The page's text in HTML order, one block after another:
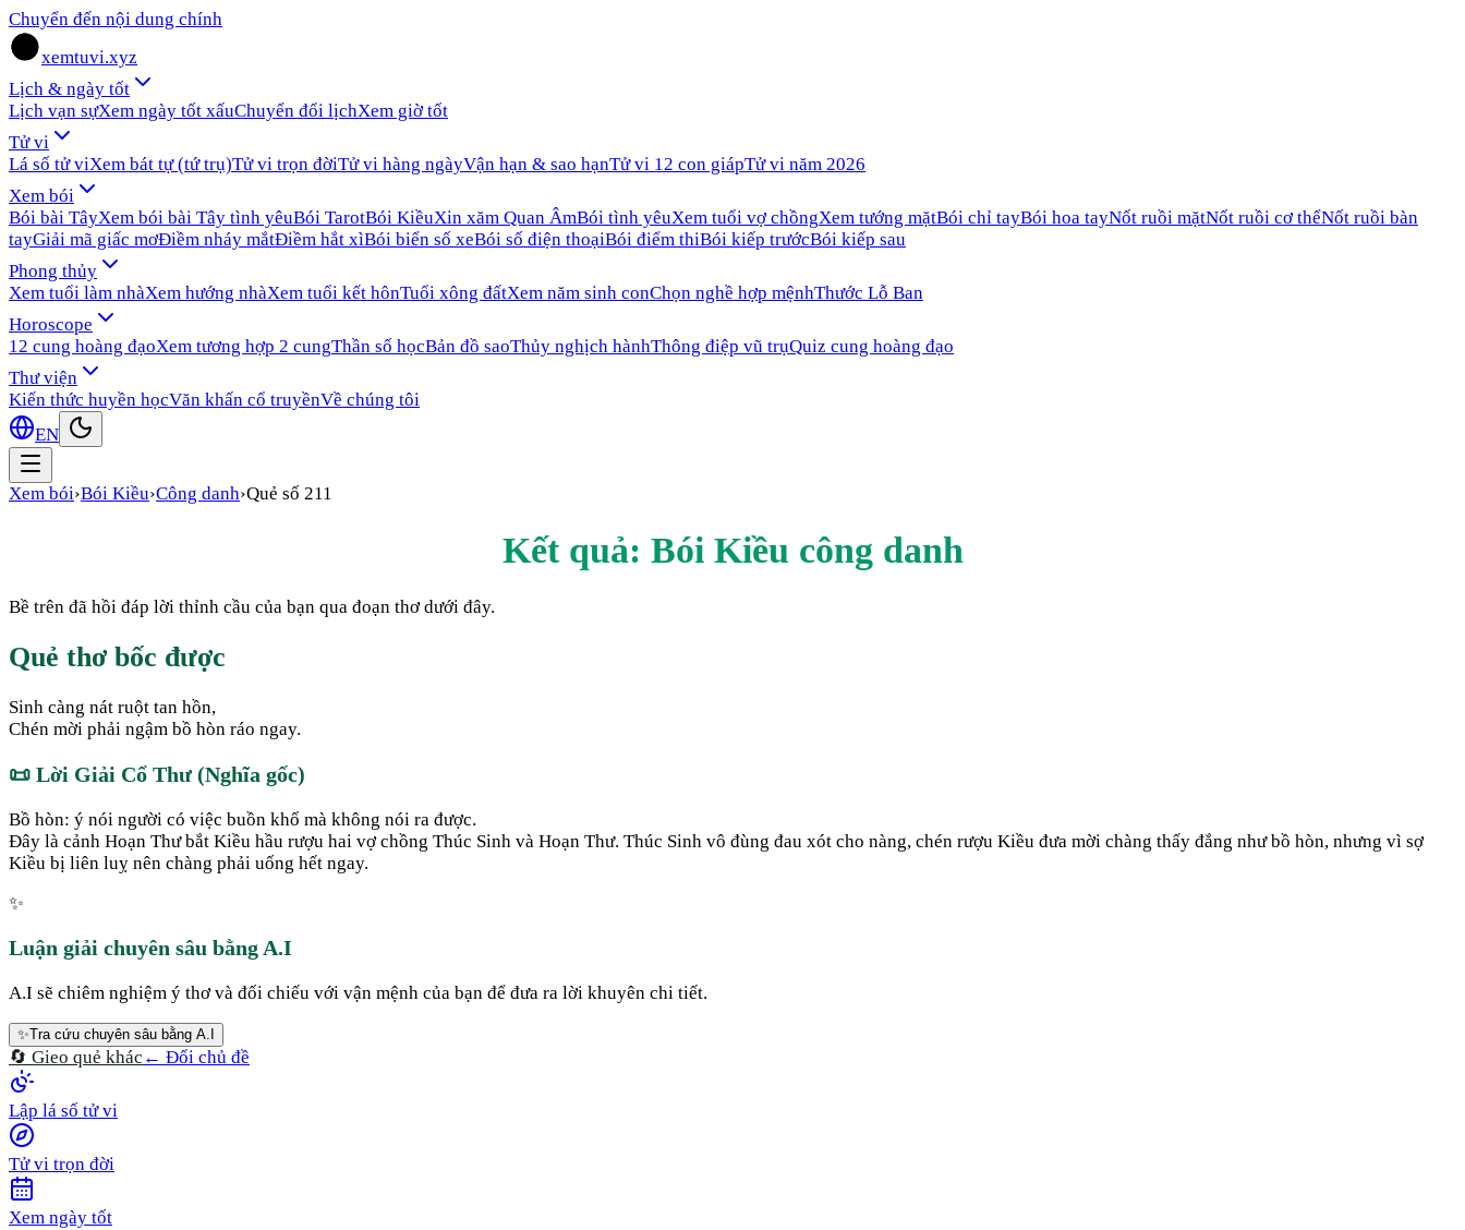
Chuyển đến nội dung chính
xemtuvi.xyz
Lịch & ngày tốt
Lịch vạn sựXem ngày tốt xấuChuyển đổi lịchXem giờ tốt
Tử vi
Lá số tử viXem bát tự (tứ trụ)Tử vi trọn đờiTử vi hàng ngàyVận hạn & sao hạnTử vi 12 con giápTử vi năm 2026
Xem bói
Bói bài TâyXem bói bài Tây tình yêuBói TarotBói KiềuXin xăm Quan ÂmBói tình yêuXem tuổi vợ chồngXem tướng mặtBói chỉ tayBói hoa tayNốt ruồi mặtNốt ruồi cơ thểNốt ruồi bàn
tayGiải mã giấc mơĐiềm nháy mắtĐiềm hắt xìBói biển số xeBói số điện thoạiBói điểm thiBói kiếp trướcBói kiếp sau
Phong thủy
Xem tuổi làm nhàXem hướng nhàXem tuổi kết hônTuổi xông đấtXem năm sinh conChọn nghề hợp mệnhThước Lỗ Ban
Horoscope
12 cung hoàng đạoXem tương hợp 2 cungThần số họcBản đồ saoThủy nghịch hànhThông điệp vũ trụQuiz cung hoàng đạo
Thư viện
Kiến thức huyền họcVăn khấn cổ truyềnVề chúng tôi
EN
Xem bói›Bói Kiều›Công danh›Quẻ số 211
Kết quả: Bói Kiều công danh
Bề trên đã hồi đáp lời thỉnh cầu của bạn qua đoạn thơ dưới đây.
Quẻ thơ bốc được
Sinh càng nát ruột tan hồn,
Chén mời phải ngậm bồ hòn ráo ngay.
📜 Lời Giải Cổ Thư (Nghĩa gốc)
Bồ hòn: ý nói người có việc buồn khổ mà không nói ra được.
Đây là cảnh Hoạn Thư bắt Kiều hầu rượu hai vợ chồng Thúc Sinh và Hoạn Thư. Thúc Sinh vô đùng đau xót cho nàng, chén rượu Kiều đưa mời chàng thấy đắng như bồ hòn, nhưng vì sợ
Kiều bị liên luỵ nên chàng phải uống hết ngay.
✨
Luận giải chuyên sâu bằng A.I
A.I sẽ chiêm nghiệm ý thơ và đối chiếu với vận mệnh của bạn để đưa ra lời khuyên chi tiết.
✨Tra cứu chuyên sâu bằng A.I
🔄 Gieo quẻ khác ← Đổi chủ đề
Lập lá số tử vi
Tử vi trọn đời
Xem ngày tốt